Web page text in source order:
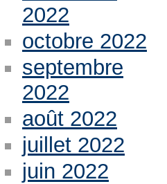
2022
octobre 2022
septembre
2022
août 2022
juillet 2022
juin 2022